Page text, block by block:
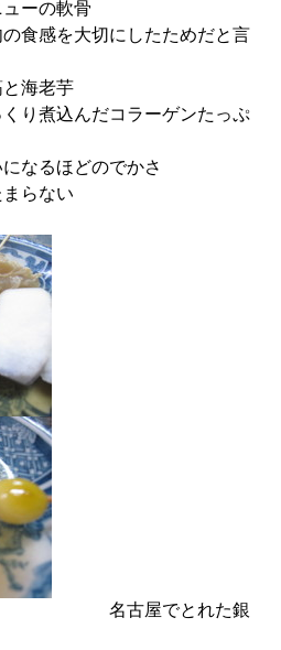
ーの軟骨
食感を大切にしたためだと言
海老芋
り煮込んだコラーゲンたっぷ
なるほどのでかさ
らない
とれた銀